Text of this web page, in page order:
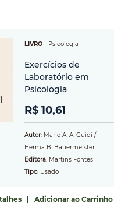
LIVRO - Psicologia
Exercícios de
Laboratório em
Psicologia
R$ 10,61
Autor: Mario A. A. Guidi /
Herma B. Bauermeister
Editora: Martins Fontes
Tipo: Usado
| Adicionar ao Carrinho